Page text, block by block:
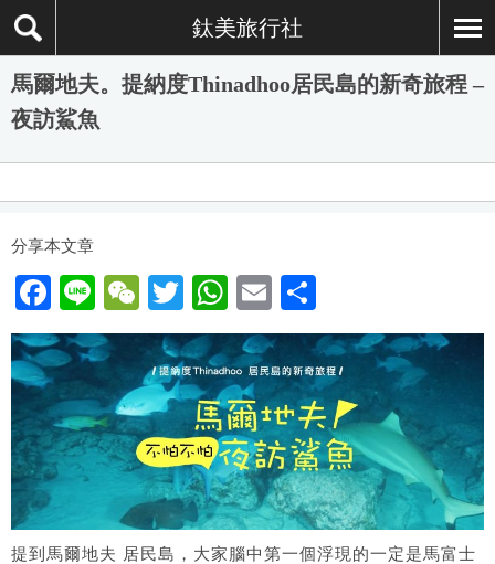
鈦美旅行社
馬爾地夫。提納度Thinadhoo居民島的新奇旅程 –
夜訪鯊魚
分享本文章
F
a
c
e
b
o
o
k
Li
n
e
W
e
C
h
at
T
wi
tt
er
W
h
at
s
A
p
p
E
m
ail
享
提到馬爾地夫 居民島，大家腦中第一個浮現的一定是馬富士